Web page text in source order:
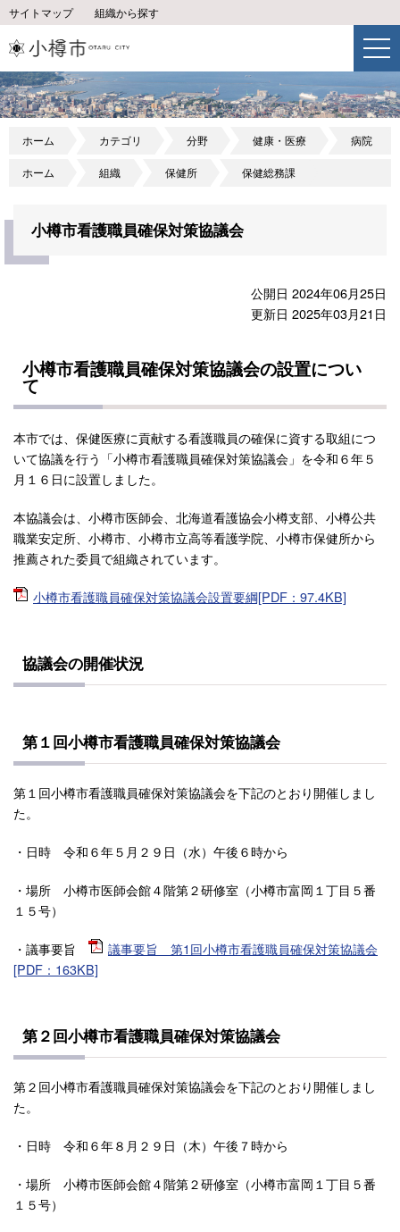
サイトマップ 組織から探す
ホーム カテゴリ 分野 健康・医療 病院
ホーム 組織 保健所 保健総務課
小樽市看護職員確保対策協議会
公開日 2024年06月25日
更新日 2025年03月21日
小樽市看護職員確保対策協議会の設置につい
て
本市では、保健医療に貢献する看護職員の確保に資する取組につ
いて協議を行う「小樽市看護職員確保対策協議会」を令和６年５
月１６日に設置しました。
本協議会は、小樽市医師会、北海道看護協会小樽支部、小樽公共
職業安定所、小樽市、小樽市立高等看護学院、小樽市保健所から
推薦された委員で組織されています。
小樽市看護職員確保対策協議会設置要綱[PDF：97.4KB]
協議会の開催状況
第１回小樽市看護職員確保対策協議会
第１回小樽市看護職員確保対策協議会を下記のとおり開催しまし
た。
・日時 令和６年５月２９日（水）午後６時から
・場所 小樽市医師会館４階第２研修室（小樽市富岡１丁目５番
１５号）
・議事要旨
議事要旨 第1回小樽市看護職員確保対策協議会
[PDF：163KB]
第２回小樽市看護職員確保対策協議会
第２回小樽市看護職員確保対策協議会を下記のとおり開催しまし
た。
・日時 令和６年８月２９日（木）午後７時から
・場所 小樽市医師会館４階第２研修室（小樽市富岡１丁目５番
１５号）